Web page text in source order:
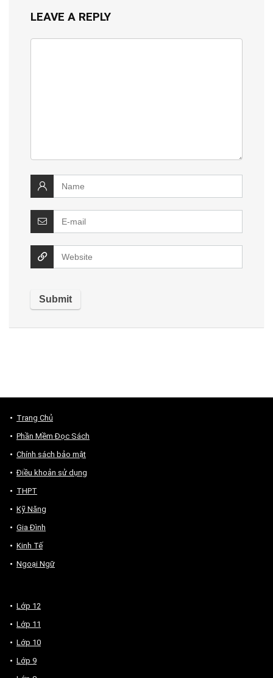
LEAVE A REPLY
Trang Chủ
Phần Mềm Đọc Sách
Chính sách bảo mật
Điều khoản sử dụng
THPT
Kỹ Năng
Gia Đình
Kinh Tế
Ngoại Ngữ
Lớp 12
Lớp 11
Lớp 10
Lớp 9